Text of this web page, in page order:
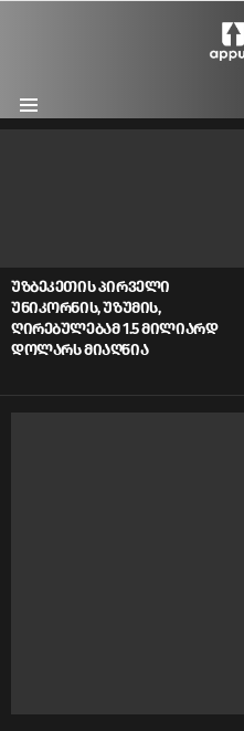
Menu
ᲣᲖᲑᲔᲙᲔᲗᲘᲡ ᲞᲘᲠᲕᲔᲚᲘ
ᲣᲜᲘᲙᲝᲠᲜᲘᲡ, ᲣᲖᲣᲛᲘᲡ,
ᲦᲘᲠᲔᲑᲣᲚᲔᲑᲐᲛ 1.5 ᲛᲘᲚᲘᲐᲠᲓ
ᲓᲝᲚᲐᲠᲡ ᲛᲘᲐᲦᲬᲘᲐ